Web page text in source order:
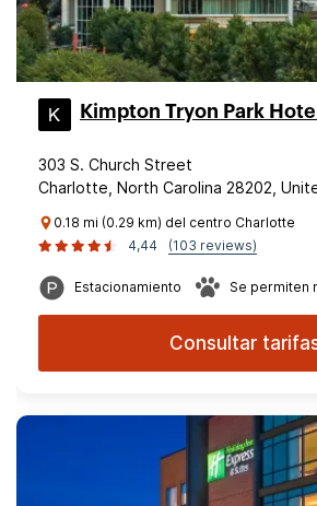
Kimpton Tryon Park Hotel
303 S. Church Street
Charlotte, North Carolina 28202,
0.18 mi (0.29 km) del centro Charlotte
4,44
(103 reviews)
Estacionamiento Se permiten
Consultar